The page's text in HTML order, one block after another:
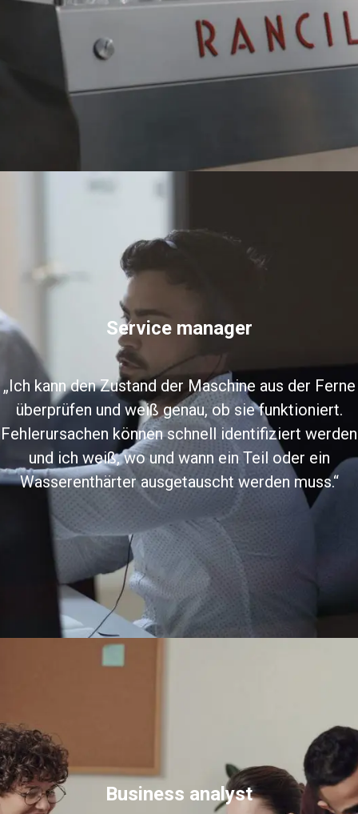
Service manager
„Ich kann den Zustand der Maschine aus der Ferne
überprüfen und weiß genau, ob sie funktioniert.
Fehlerursachen können schnell identifiziert werden
und ich weiß, wo und wann ein Teil oder ein
Wasserenthärter ausgetauscht werden muss.“
Business analyst
Nachrichten
Herunterladen